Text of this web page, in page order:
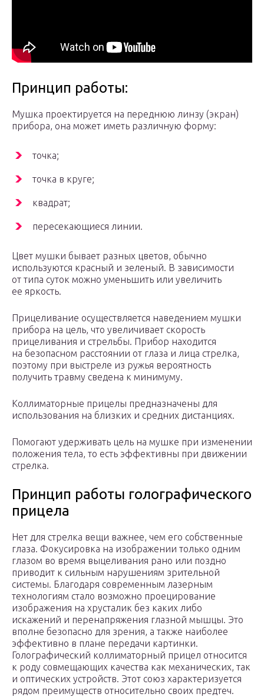
Принцип работы:
Мушка проектируется на переднюю линзу (экран)
прибора, она может иметь различную форму:
точка;
точка в круге;
квадрат;
пересекающиеся линии.
Цвет мушки бывает разных цветов, обычно
используются красный и зеленый. В зависимости
от типа суток можно уменьшить или увеличить
ее яркость.
Прицеливание осуществляется наведением мушки
прибора на цель, что увеличивает скорость
прицеливания и стрельбы. Прибор находится
на безопасном расстоянии от глаза и лица стрелка,
поэтому при выстреле из ружья вероятность
получить травму сведена к минимуму.
Коллиматорные прицелы предназначены для
использования на близких и средних дистанциях.
Помогают удерживать цель на мушке при изменении
положения тела, то есть эффективны при движении
стрелка.
Принцип работы голографического
прицела
Нет для стрелка вещи важнее, чем его собственные
глаза. Фокусировка на изображении только одним
глазом во время выцеливания рано или поздно
приводит к сильным нарушениям зрительной
системы. Благодаря современным лазерным
технологиям стало возможно проецирование
изображения на хрусталик без каких либо
искажений и перенапряжения глазной мышцы. Это
вполне безопасно для зрения, а также наиболее
эффективно в плане передачи картинки.
Голографический коллиматорный прицел относится
к роду совмещающих качества как механических, так
и оптических устройств. Этот союз характеризуется
рядом преимуществ относительно своих предтеч.